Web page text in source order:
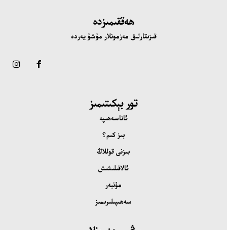
ھەققىمىزدە
قىزىقارلىق مەزمونلار مۇشۇ يەردە
تور بېكىتىمىز
ئاناسەھىپە
بىز كىم؟
بىزنى قوللاڭ
ئالاقىلىشىش
مۇنبەر
سەھىپىلىرىمىز